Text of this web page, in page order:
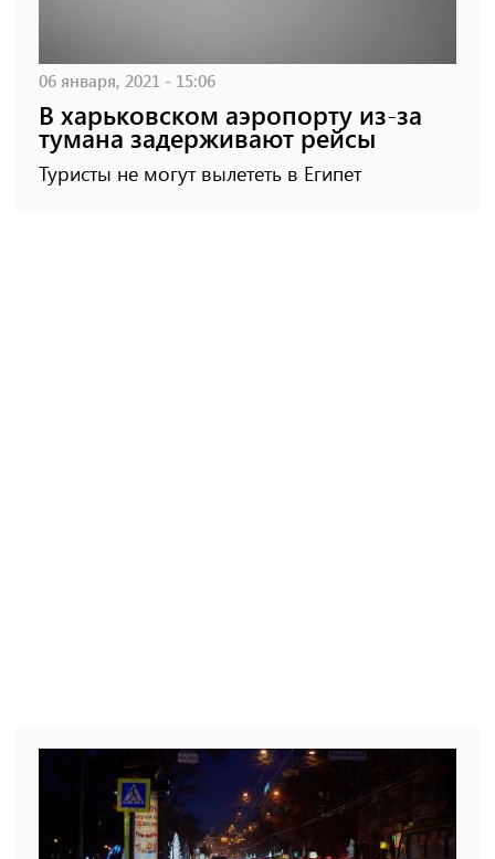
06 января, 2021 - 15:06
В харьковском аэропорту из-за
тумана задерживают рейсы
Туристы не могут вылететь в Египет